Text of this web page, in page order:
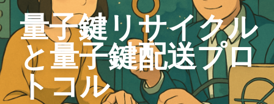
量子鍵リサイクル
と量子鍵配送プロ
トコル